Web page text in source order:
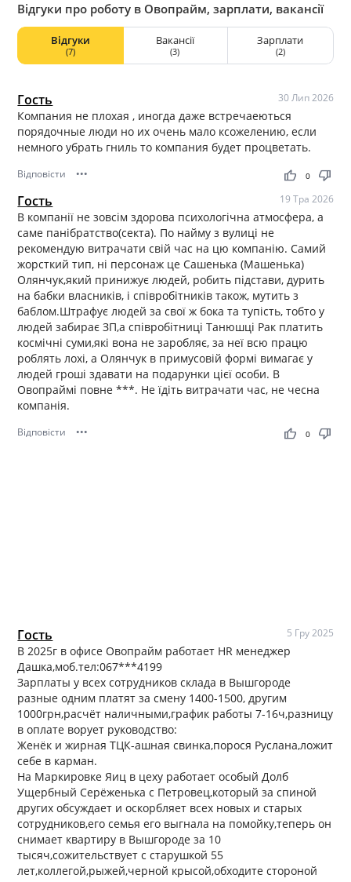
Відгуки про роботу в Овопрайм, зарплати, вакансії
Відгуки
(7)
Вакансії
(3)
Зарплати
(2)
Гость 30 Лип 2026
Компания не плохая , иногда даже встречаеються
порядочные люди но их очень мало ксожелению, если
немного убрать гниль то компания будет процветать.
Відповісти ••• thumb_up thumb_down
0
Гость 19 Тра 2026
В компанії не зовсім здорова психологічна атмосфера, а
саме панібратство(секта). По найму з вулиці не
рекомендую витрачати свій час на цю компанію. Самий
жорсткий тип, ні персонаж це Сашенька (Машенька)
Олянчук,який принижує людей, робить підстави, дурить
на бабки власників, і співробітників також, мутить з
баблом.Штрафує людей за свої ж бока та тупість, тобто у
людей забирає ЗП,а співробітниці Танюшці Рак платить
космічні суми,які вона не заробляє, за неї всю працю
роблять лохі, а Олянчук в примусовій формі вимагає у
людей гроші здавати на подарунки цієї особи. В
Овопраймі повне ***. Не їдіть витрачати час, не чесна
компанія.
Відповісти ••• thumb_up thumb_down
0
Гость 5 Гру 2025
В 2025г в офисе Овопрайм работает HR менеджер
Дашка,моб.тел:067***4199
Зарплаты у всех сотрудников склада в Вышгороде
разные одним платят за смену 1400-1500, другим
1000грн,расчёт наличными,график работы 7-16ч,разницу
в оплате ворует руководство:
Женёк и жирная ТЦК-ашная свинка,порося Руслана,ложит
себе в карман.
На Маркировке Яиц в цеху работает особый Долб
Ущербный Серёженька с Петровец,который за спиной
других обсуждает и оскорбляет всех новых и старых
сотрудников,его семья его выгнала на помойку,теперь он
снимает квартиру в Вышгороде за 10
тысяч,сожительствует с старушкой 55
лет,коллегой,рыжей,черной крысой,обходите стороной